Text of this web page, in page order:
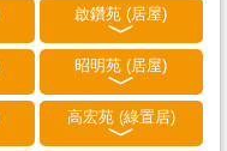
啟鑽苑 (居屋)
昭明苑 (居屋)
高宏苑 (綠置居)